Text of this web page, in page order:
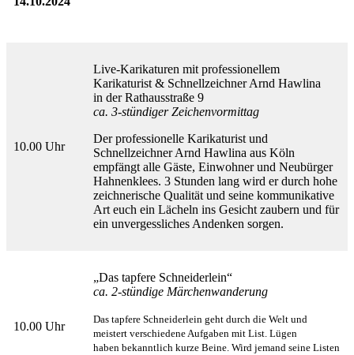
10.00 Uhr
Live-Karikaturen mit professionellem
Karikaturist & Schnellzeichner Arnd Hawlina
in der Rathausstraße 9
ca. 3-stündiger Zeichenvormittag
Der professionelle Karikaturist und
Schnellzeichner Arnd Hawlina aus Köln
empfängt alle Gäste, Einwohner und Neubürger
Hahnenklees. 3 Stunden lang wird er durch hohe
zeichnerische Qualität und seine kommunikative
Art euch ein Lächeln ins Gesicht zaubern und für
ein unvergessliches Andenken sorgen.
10.00 Uhr
„Das tapfere Schneiderlein“
ca. 2-stündige Märchenwanderung
Das tapfere Schneiderlein geht durch die Welt und
meistert verschiedene Aufgaben mit List. Lügen
haben bekanntlich kurze Beine. Wird jemand seine Listen